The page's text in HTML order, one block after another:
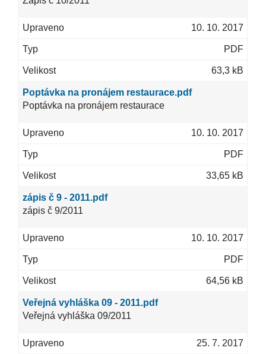
10. 10. 2017
PDF
63,3 kB
Poptávka na pronájem restaurace.pdf
Poptávka na pronájem restaurace
10. 10. 2017
PDF
33,65 kB
zápis č 9 - 2011.pdf
zápis č 9/2011
10. 10. 2017
PDF
64,56 kB
Veřejná vyhláška 09 - 2011.pdf
Veřejná vyhláška 09/2011
25. 7. 2017